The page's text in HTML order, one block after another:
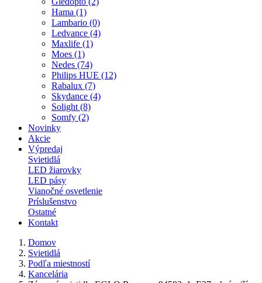
Hama (1)
Lambario (0)
Ledvance (4)
Maxlife (1)
Moes (1)
Nedes (74)
Philips HUE (12)
Rabalux (7)
Skydance (4)
Solight (8)
Somfy (2)
Novinky
Akcie
Výpredaj
Svietidlá
LED žiarovky
LED pásy
Vianočné osvetlenie
Príslušenstvo
Ostatné
Kontakt
Domov
Svietidlá
Podľa miestností
Kancelária